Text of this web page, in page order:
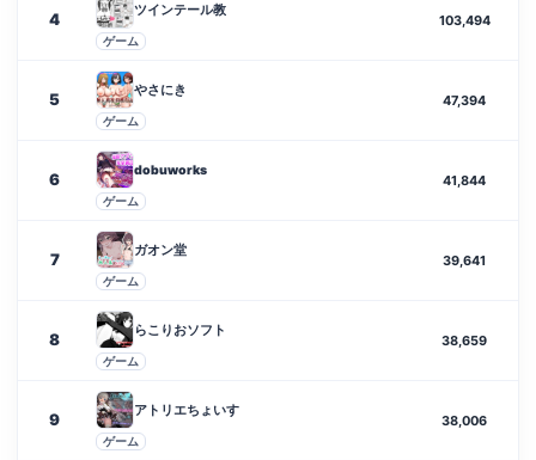
4 ツインテール教
ゲーム
103,494
5 やさにき
ゲーム
47,394
6 dobuworks
ゲーム
41,844
7 ガオン堂
ゲーム
39,641
8 らこりおソフト
ゲーム
38,659
9 アトリエちょいす
ゲーム
38,006